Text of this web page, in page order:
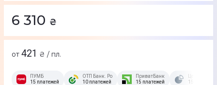
6 310 ₴
от 421 ₴ / пл.
ПУМБ
15 платежей
ОТП Банк. Розстрочка Скибочка.
10 платежей
ПриватБанк
15 платежей
15 платежей